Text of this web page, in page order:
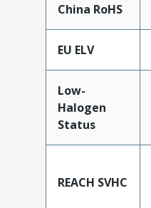
China RoHS
EU ELV
Low-
Halogen
Status
REACH SVHC